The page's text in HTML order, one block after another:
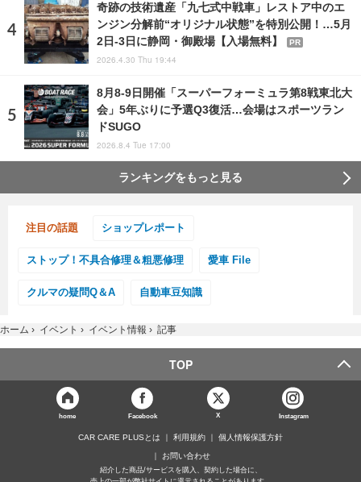
奇跡の技術遺産「九七式中戦車」レストア中のエ
ンジン分解前“オリジナル状態”を特別公開！…5月
2日-3日に静岡・御殿場【入場無料】
PR
2026.4.30 Thu 19:44
8月8‐9日開催「スーパーフォーミュラ第8戦東北大
会」5年ぶりに予選Q3復活…会場はスポーツラン
ドSUGO
2026.8.4 Tue 17:00
ランキングをもっと見る
注目の話題 ショップレポート
ストップ！不具合修理＆粗悪修理 愛車 File
クルマの疑問Q＆A 自動車豆知識
ホーム › イベント › イベント情報 › 記事
TOP
home Facebook X Instagram
CAR CARE PLUSとは 利用規約 個人情報保護方針
お問い合わせ
紹介した商品/サービスを購入、契約した場合に、